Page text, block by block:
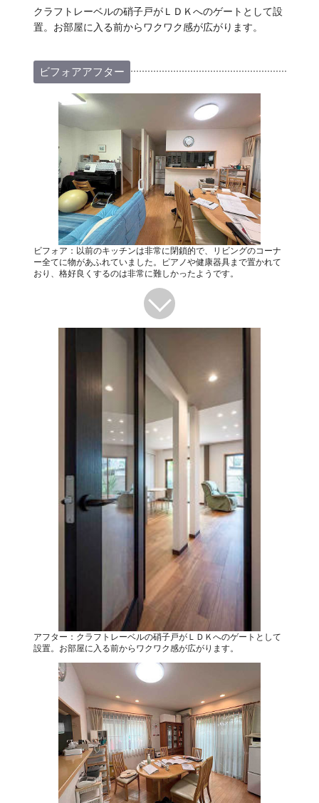
クラフトレーベルの硝子戸がＬＤＫへのゲートとして設
置。お部屋に入る前からワクワク感が広がります。
ビフォアアフター
ビフォア：以前のキッチンは非常に閉鎖的で、リビングのコーナ
ー全てに物があふれていました。ピアノや健康器具まで置かれて
おり、格好良くするのは非常に難しかったようです。
アフター：クラフトレーベルの硝子戸がＬＤＫへのゲートとして
設置。お部屋に入る前からワクワク感が広がります。